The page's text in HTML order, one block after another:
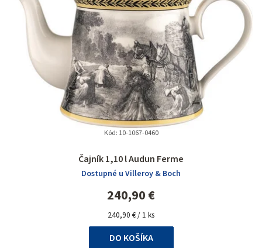
Čajník 1,10 l Audun Ferme
hodnotenie
produktu
je
5,0
z
5
hviezdičiek.
Dostupné u Villeroy & Boch
240,90 €
Jednotková
cena:
240,90 € / 1 ks
DO KOŠÍKA
Kód: 10-1067-0460